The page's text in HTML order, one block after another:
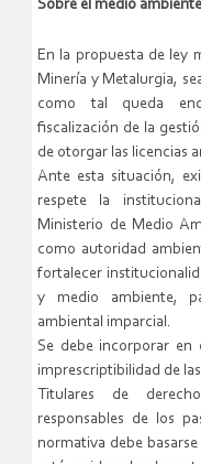
Sobre el medio
En la propuesta de ley
Minería y Metalurgia,
como tal queda
fiscalización de la
de otorgar las licencias
Ante esta situación,
respete la
Ministerio de Medio
como autoridad
fortalecer
y medio ambiente,
ambiental imparcial.
Se debe incorporar en
imprescriptibilidad de
Titulares de
responsables de los
normativa debe